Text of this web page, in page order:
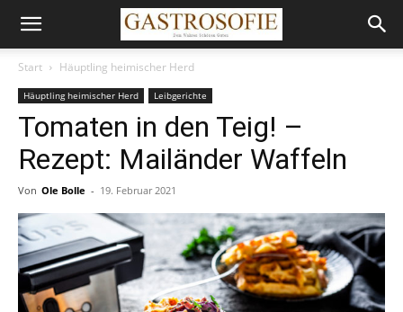
Start Häuptling heimischer Herd
Häuptling heimischer Herd Leibgerichte
Tomaten in den Teig! –
Rezept: Mailänder Waffeln
Von Ole Bolle - 19. Februar 2021